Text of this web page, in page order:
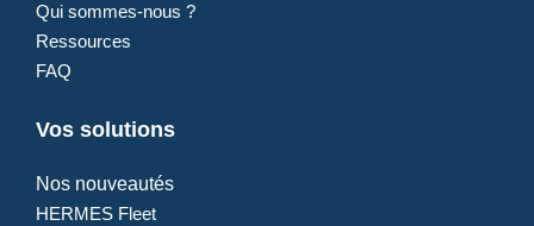
Qui sommes-nous ?
Ressources
FAQ
Vos solutions
Nos nouveautés
HERMES Fleet